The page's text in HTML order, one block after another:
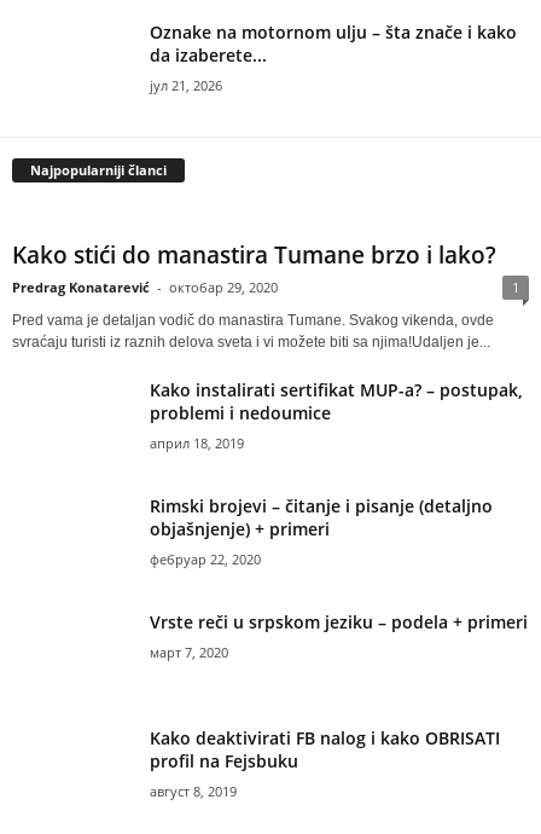
Oznake na motornom ulju – šta znače i kako
da izaberete...
јул 21, 2026
Najpopularniji članci
Kako stići do manastira Tumane brzo i lako?
Predrag Konatarević - октобар 29, 2020 1
Pred vama je detaljan vodič do manastira Tumane. Svakog vikenda, ovde
svraćaju turisti iz raznih delova sveta i vi možete biti sa njima!Udaljen je...
Kako instalirati sertifikat MUP-a? – postupak,
problemi i nedoumice
април 18, 2019
Rimski brojevi – čitanje i pisanje (detaljno
objašnjenje) + primeri
фебруар 22, 2020
Vrste reči u srpskom jeziku – podela + primeri
март 7, 2020
Kako deaktivirati FB nalog i kako OBRISATI
profil na Fejsbuku
август 8, 2019